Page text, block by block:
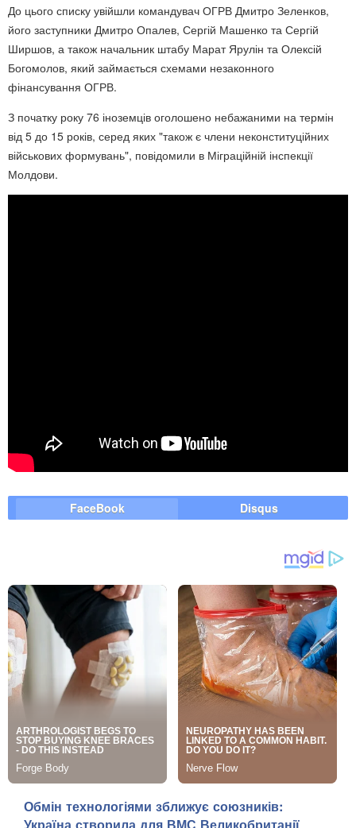
До цього списку увійшли командувач ОГРВ Дмитро Зеленков,
його заступники Дмитро Опалев, Сергій Машенко та Сергій
Ширшов, а також начальник штабу Марат Ярулін та Олексій
Богомолов, який займається схемами незаконного
фінансування ОГРВ.
З початку року 76 іноземців оголошено небажаними на термін
від 5 до 15 років, серед яких "також є члени неконституційних
військових формувань", повідомили в Міграційній інспекції
Молдови.
FaceBook Disqus
Обмін технологіями зближує союзників:
Україна створила для ВМС Великобританії